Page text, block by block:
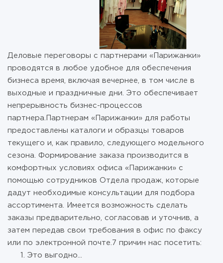
Деловые переговоры с партнерами «Парижанки»
проводятся в любое удобное для обеспечения
бизнеса время, включая вечернее, в том числе в
выходные и праздничные дни. Это обеспечивает
непрерывность бизнес-процессов
партнера.Партнерам «Парижанки» для работы
предоставлены каталоги и образцы товаров
текущего и, как правило, следующего модельного
сезона. Формирование заказа производится в
комфортных условиях офиса «Парижанки» с
помощью сотрудников Отдела продаж, которые
дадут необходимые консультации для подбора
ассортимента. Имеется возможность сделать
заказы предварительно, согласовав и уточнив, а
затем передав свои требования в офис по факсу
или по электронной почте.7 причин нас посетить:
Это выгодно...